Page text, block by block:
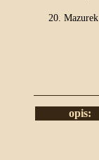
Mazurek
opis: